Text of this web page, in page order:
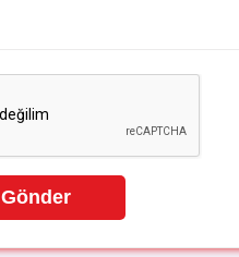
Gönder